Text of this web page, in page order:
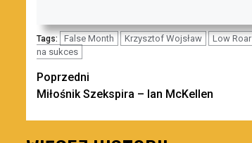
Tags: False Month Krzysztof Wojsław Low Roar
na sukces
Zobacz
wpisy
Poprzedni
Miłośnik Szekspira – Ian McKellen